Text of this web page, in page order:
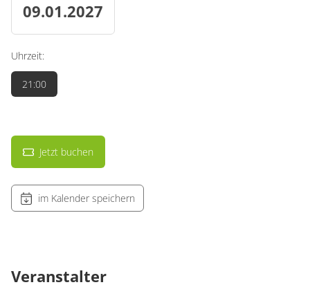
09.01.2027
Uhrzeit:
21:00
Jetzt buchen
im Kalender speichern
Veranstalter